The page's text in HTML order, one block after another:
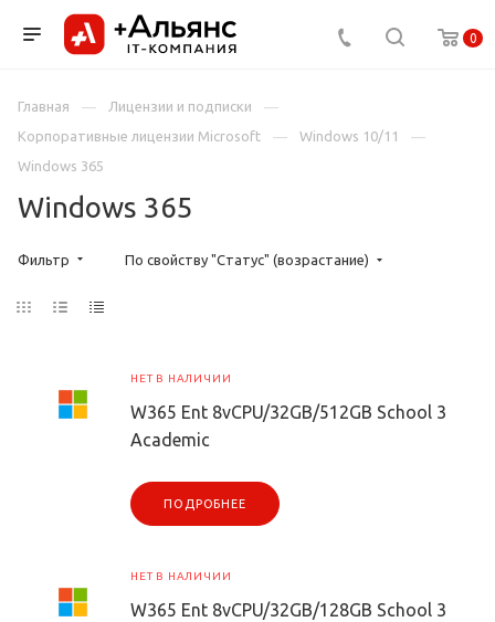
0
Главная
Лицензии и подписки
Корпоративные лицензии Microsoft
Windows 10/11
Windows 365
Windows 365
Фильтр По свойству "Статус" (возрастание)
НЕТ В НАЛИЧИИ
W365 Ent 8vCPU/32GB/512GB School 3
Academic
ПОДРОБНЕЕ
НЕТ В НАЛИЧИИ
W365 Ent 8vCPU/32GB/128GB School 3